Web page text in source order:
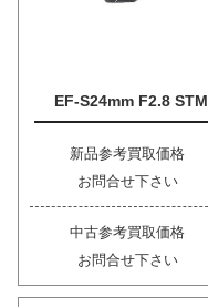
EF-S24mm F2.8 STM
新品参考買取価格
お問合せ下さい
中古参考買取価格
お問合せ下さい